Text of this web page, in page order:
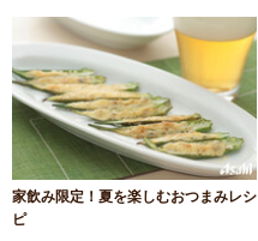
家飲み限定！夏を楽しむおつまみレシ
ピ